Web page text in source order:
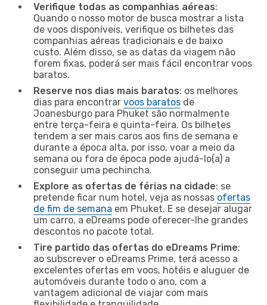
Verifique todas as companhias aéreas:
Quando o nosso motor de busca mostrar a lista
de voos disponíveis, verifique os bilhetes das
companhias aéreas tradicionais e de baixo
custo. Além disso, se as datas da viagem não
forem fixas, poderá ser mais fácil encontrar voos
baratos.
Reserve nos dias mais baratos: os melhores
dias para encontrar voos baratos de
Joanesburgo para Phuket são normalmente
entre terça-feira e quinta-feira. Os bilhetes
tendem a ser mais caros aos fins de semana e
durante a época alta, por isso, voar a meio da
semana ou fora de época pode ajudá-lo(a) a
conseguir uma pechincha.
Explore as ofertas de férias na cidade: se
pretende ficar num hotel, veja as nossas ofertas
de fim de semana em Phuket. E se desejar alugar
um carro, a eDreams pode oferecer-lhe grandes
descontos no pacote total.
Tire partido das ofertas do eDreams Prime:
ao subscrever o eDreams Prime, terá acesso a
excelentes ofertas em voos, hotéis e aluguer de
automóveis durante todo o ano, com a
vantagem adicional de viajar com mais